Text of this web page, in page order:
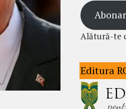
Alătură-te
Editura